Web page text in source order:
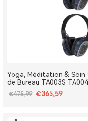
Yoga, Méditation & Soin
de Bureau TA003S
Type-C, Bass Boost
€475,99 €365,59